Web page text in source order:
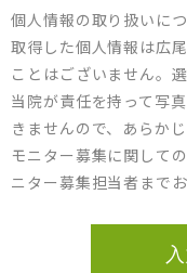
個人情報の取り扱いに
取得した個人情報は広
ことはございません。
当院が責任を持って写
きませんので、あらか
モニター募集に関して
ニター募集担当者まで